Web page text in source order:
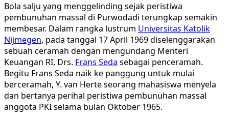
Bola salju yang menggelinding sejak peristiwa
pembunuhan massal di Purwodadi terungkap semakin
membesar. Dalam rangka lustrum Universitas Katolik
Nijmegen, pada tanggal 17 April 1969 diselenggarakan
sebuah ceramah dengan mengundang Menteri
Keuangan RI, Drs. Frans Seda sebagai penceramah.
Begitu Frans Seda naik ke panggung untuk mulai
berceramah, Y. van Herte seorang mahasiswa menyela
dan bertanya perihal peristiwa pembunuhan massal
anggota PKI selama bulan Oktober 1965.